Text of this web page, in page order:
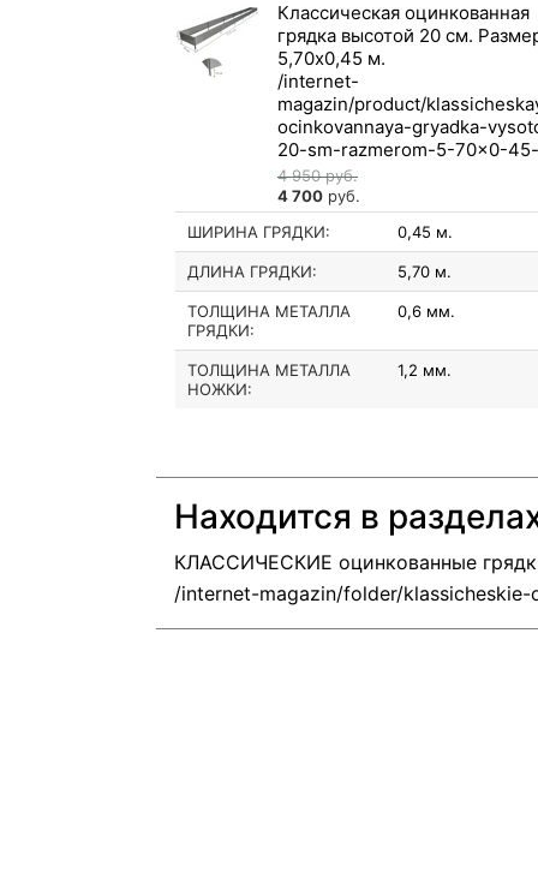
Классическая оцинкованная
грядка высотой 20 см.
5,70x0,45 м.
4 950руб.
4 700 руб.
ШИРИНА ГРЯДКИ:
0,45 м.
ДЛИНА ГРЯДКИ: 5,70 м.
ТОЛЩИНА МЕТАЛЛА
ГРЯДКИ:
0,6 мм.
ТОЛЩИНА МЕТАЛЛА
НОЖКИ:
1,2 мм.
Находится в
КЛАССИЧЕСКИЕ оцинкованные